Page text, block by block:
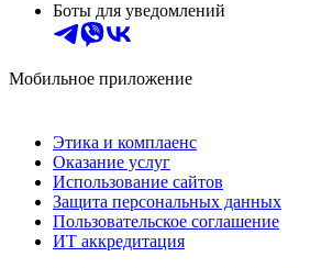
Боты для уведомлений
Мобильное приложение
Этика и комплаенс
Оказание услуг
Использование сайтов
Защита персональных данных
Пользовательское соглашение
ИТ аккредитация